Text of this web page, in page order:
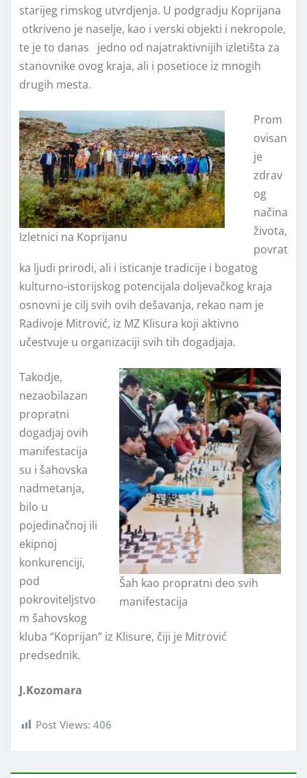
starijeg rimskog utvrdjenja. U podgradju Koprijana
otkriveno je naselje, kao i verski objekti i nekropole,
te je to danas jedno od najatraktivnijih izletišta za
stanovnike ovog kraja, ali i posetioce iz mnogih
drugih mesta.
Izletnici na Koprijanu
Prom
ovisan
je
zdrav
og
načina
života,
povrat
ka ljudi prirodi, ali i isticanje tradicije i bogatog
kulturno-istorijskog potencijala doljevačkog kraja
osnovni je cilj svih ovih dešavanja, rekao nam je
Radivoje Mitrović, iz MZ Klisura koji aktivno
učestvuje u organizaciji svih tih dogadjaja.
Šah kao propratni deo svih
manifestacija
Takodje,
nezaobilazan
propratni
dogadjaj ovih
manifestacija
su i šahovska
nadmetanja,
bilo u
pojedinačnoj ili
ekipnoj
konkurenciji,
pod
pokroviteljstvo
m šahovskog
kluba “Koprijan” iz Klisure, čiji je Mitrović
predsednik.
J.Kozomara
Post Views: 406